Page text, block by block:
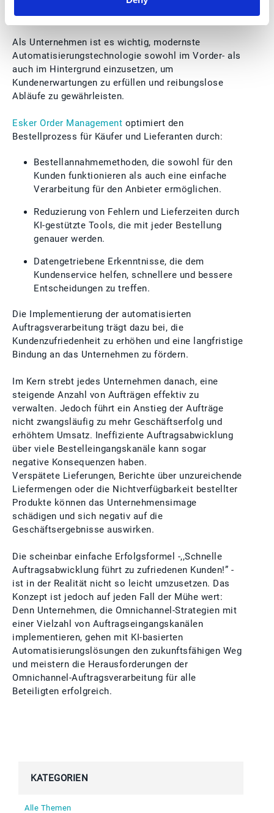
Professionell automatisieren - vor und
hinter den Kulissen
Als Unternehmen ist es wichtig, modernste
Automatisierungstechnologie sowohl im Vorder- als
auch im Hintergrund einzusetzen, um
Kundenerwartungen zu erfüllen und reibungslose
Abläufe zu gewährleisten.
Esker Order Management optimiert den
Bestellprozess für Käufer und Lieferanten durch:
Bestellannahmemethoden, die sowohl für den
Kunden funktionieren als auch eine einfache
Verarbeitung für den Anbieter ermöglichen.
Reduzierung von Fehlern und Lieferzeiten durch
KI-gestützte Tools, die mit jeder Bestellung
genauer werden.
Datengetriebene Erkenntnisse, die dem
Kundenservice helfen, schnellere und bessere
Entscheidungen zu treffen.
Die Implementierung der automatisierten
Auftragsverarbeitung trägt dazu bei, die
Kundenzufriedenheit zu erhöhen und eine langfristige
Bindung an das Unternehmen zu fördern.
Im Kern strebt jedes Unternehmen danach, eine
steigende Anzahl von Aufträgen effektiv zu
verwalten. Jedoch führt ein Anstieg der Aufträge
nicht zwangsläufig zu mehr Geschäftserfolg und
erhöhtem Umsatz. Ineffiziente Auftragsabwicklung
über viele Bestelleingangskanäle kann sogar
negative Konsequenzen haben.
Verspätete Lieferungen, Berichte über unzureichende
Liefermengen oder die Nichtverfügbarkeit bestellter
Produkte können das Unternehmensimage
schädigen und sich negativ auf die
Geschäftsergebnisse auswirken.
Die scheinbar einfache Erfolgsformel -,,Schnelle
Auftragsabwicklung führt zu zufriedenen Kunden!” -
ist in der Realität nicht so leicht umzusetzen. Das
Konzept ist jedoch auf jeden Fall der Mühe wert:
Denn Unternehmen, die Omnichannel-Strategien mit
einer Vielzahl von Auftragseingangskanälen
implementieren, gehen mit KI-basierten
Automatisierungslösungen den zukunftsfähigen Weg
und meistern die Herausforderungen der
Omnichannel-Auftragsverarbeitung für alle
Beteiligten erfolgreich.
KATEGORIEN
Alle Themen